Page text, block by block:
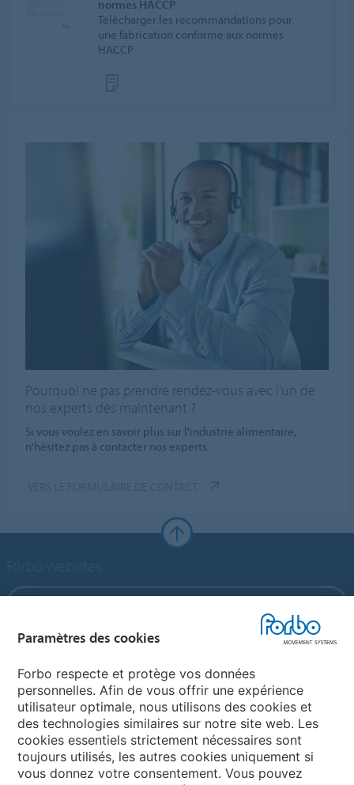
normes HACCP
Télécharger les recommandations pour
une fabrication conforme aux normes
HACCP
Pourquoi ne pas prendre rendez-vous avec l'un de
nos experts dès maintenant ?
Si vous voulez en savoir plus sur l'industrie alimentaire,
n'hésitez pas à contacter nos experts.
Forbo Flooring Systems
Forbo Movement Systems
Choisir un pays
Paramètres des cookies
Forbo respecte et protège vos données
personnelles. Afin de vous offrir une expérience
utilisateur optimale, nous utilisons des cookies et
des technologies similaires sur notre site web. Les
cookies essentiels strictement nécessaires sont
toujours utilisés, les autres cookies uniquement si
vous donnez votre consentement. Vous pouvez